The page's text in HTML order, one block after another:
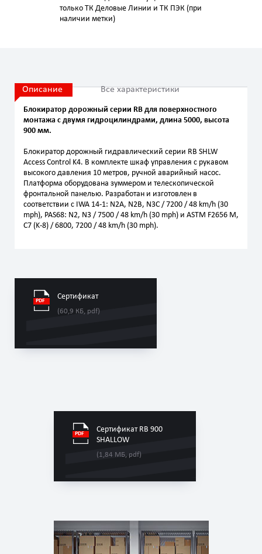
только ТК Деловые Линии и ТК ПЭК (при
наличии метки)
Сертификат RB 900
SHALLOW
(1,84 МБ, pdf)
Описание Все характеристики
Блокиратор дорожный серии RB для поверхностного
монтажа с двумя гидроцилиндрами, длина 5000, высота
900 мм.
Блокиратор дорожный гидравлический серии RB SHLW
Access Control K4. В комплекте шкаф управления с рукавом
высокого давления 10 метров, ручной аварийный насос.
Платформа оборудована зуммером и телескопической
фронтальной панелью. Разработан и изготовлен в
соответствии с IWA 14-1: N2A, N2B, N3C / 7200 / 48 km/h (30
mph), PAS68: N2, N3 / 7500 / 48 km/h (30 mph) и ASTM F2656 M,
C7 (K-8) / 6800, 7200 / 48 km/h (30 mph).
Сертификат
(60,9 КБ, pdf)